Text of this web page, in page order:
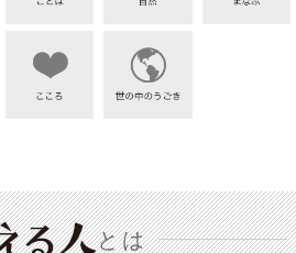
とは